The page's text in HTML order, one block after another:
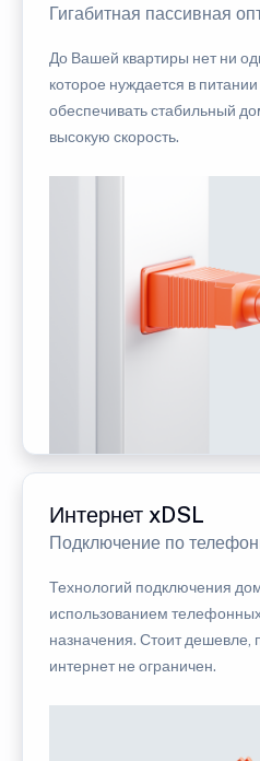
Гигабитная пассивная
До Вашей квартиры нет ни
которое нуждается в
обеспечивать стабильный
высокую скорость.
Интернет xDSL
Подключение по
Технологий подключения
использованием
назначения. Стоит дешевле,
интернет не ограничен.